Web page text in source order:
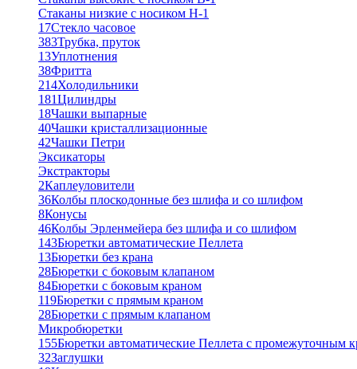
Стаканы низкие с носиком Н-1
17Стекло часовое
383Трубка, пруток
13Уплотнения
38Фритта
214Холодильники
181Цилиндры
18Чашки выпарные
40Чашки кристаллизационные
42Чашки Петри
Эксикаторы
Экстракторы
2Каплеуловители
36Колбы плоскодонные без шлифа и со шлифом
8Конусы
46Колбы Эрленмейера без шлифа и со шлифом
143Бюретки автоматические Пеллета
13Бюретки без крана
28Бюретки с боковым клапаном
84Бюретки с боковым краном
119Бюретки с прямым краном
28Бюретки с прямым клапаном
Микробюретки
155Бюретки автоматические Пеллета с промежуточным
32Заглушки